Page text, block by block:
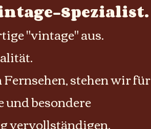
Spezialist.
"vintage" aus.
stehen wir für
besondere
vervollständigen.